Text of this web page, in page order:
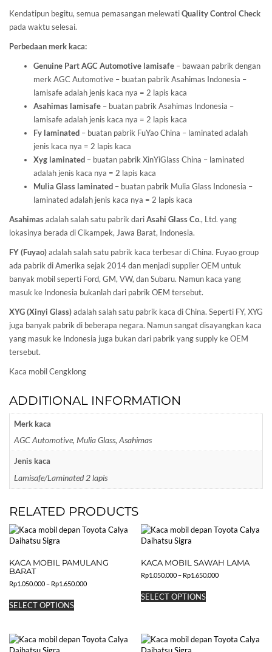
Kendatipun begitu, semua pemasangan melewatiQuality Control Check
pada waktu selesai.
Perbedaan merk kaca:
Genuine Part AGC Automotive lamisafe – bawaan pabrik dengan
merk AGC Automotive – buatan pabrik Asahimas Indonesia –
lamisafe adalah jenis kaca nya = 2 lapis kaca
Asahimas lamisafe – buatan pabrik Asahimas Indonesia –
lamisafe adalah jenis kaca nya = 2 lapis kaca
Fy laminated – buatan pabrik FuYao China – laminated adalah
jenis kaca nya = 2 lapis kaca
Xyg laminated – buatan pabrik XinYiGlass China – laminated
adalah jenis kaca nya = 2 lapis kaca
Mulia Glass laminated – buatan pabrik Mulia Glass Indonesia –
laminated adalah jenis kaca nya = 2 lapis kaca
Asahimasadalah salah satu pabrik dariAsahi GlassCo., Ltd. yang
lokasinya berada di Cikampek, Jawa Barat, Indonesia.
FY (Fuyao)adalah salah satu pabrik kaca terbesar di China. Fuyao group
ada pabrik di Amerika sejak 2014 dan menjadi supplier OEM untuk
banyak mobil seperti Ford, GM, VW, dan Subaru. Namun kaca yang
masuk ke Indonesia bukanlah dari pabrik OEM tersebut.
XYG (Xinyi Glass)adalah salah satu pabrik kaca di China. Seperti FY, XYG
juga banyak pabrik di beberapa negara. Namun sangat disayangkan kaca
yang masuk ke Indonesia juga bukan dari pabrik yang supply ke OEM
tersebut.
Kaca mobil Cengklong
ADDITIONAL INFORMATION
Merk kaca
AGC Automotive, Mulia Glass, Asahimas
Jenis kaca
Lamisafe/Laminated 2 lapis
RELATED PRODUCTS
KACA MOBIL PAMULANG
BARAT
Rp1.050.000– Rp1.650.000Price
SELECT OPTIONSproduct
variants.
KACA MOBIL SAWAH LAMA
Rp1.050.000– Rp1.650.000Price
SELECT OPTIONSproduct
The